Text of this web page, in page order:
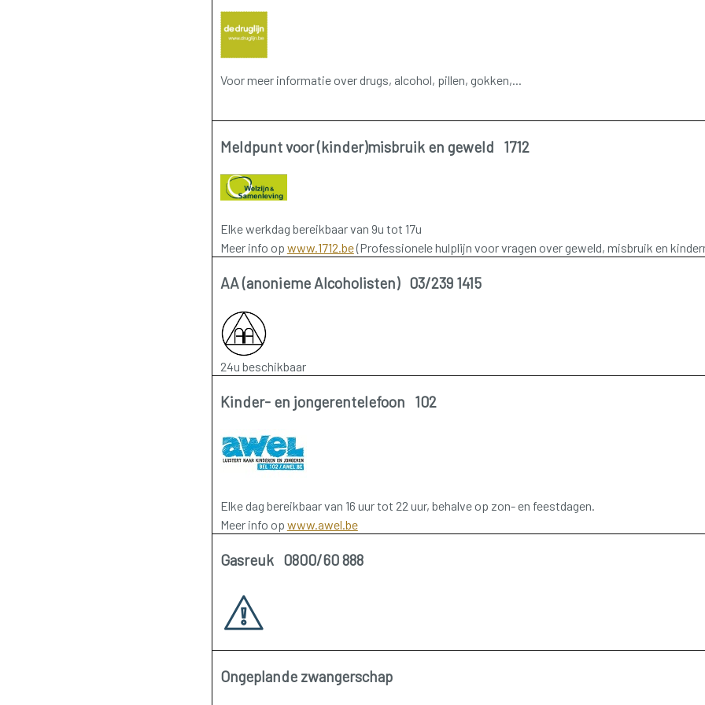
Voor meer informatie over drugs, alcohol, pillen, gokken,...
Meldpunt voor (kinder)misbruik en geweld 1712
Elke werkdag bereikbaar van 9u tot 17u
Meer info op www.1712.be(Professionele hulplijn voor vragen over geweld, misbruik en
AA (anonieme Alcoholisten) 03/239 1415
24u beschikbaar
Kinder- en jongerentelefoon 102
Elke dag bereikbaar van 16 uur tot 22 uur, behalve op zon- en feestdagen.
Meer info op www.awel.be
Gasreuk 0800/60 888
Ongeplande zwangerschap